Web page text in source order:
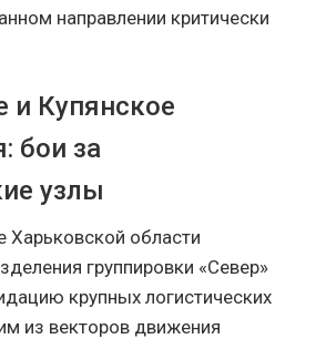
направлении критически
и Купянское
бои за
узлы
Харьковской области
группировки «Север»
крупных логистических
из векторов движения